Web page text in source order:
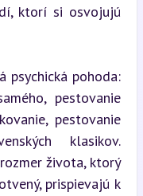
ktorí si osvojujú
psychická pohoda:
pestovanie
pestovanie
klasikov.
života, ktorý
prispievajú k